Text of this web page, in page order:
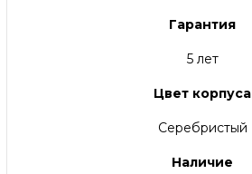
Гарантия
5 лет
Цвет корпуса
Серебристый
Наличие